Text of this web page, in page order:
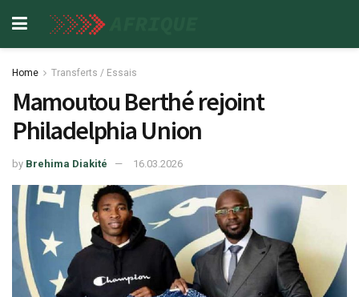
Home Transferts / Essais
Mamoutou Berthé rejoint
Philadelphia Union
by Brehima Diakité 16.03.2026